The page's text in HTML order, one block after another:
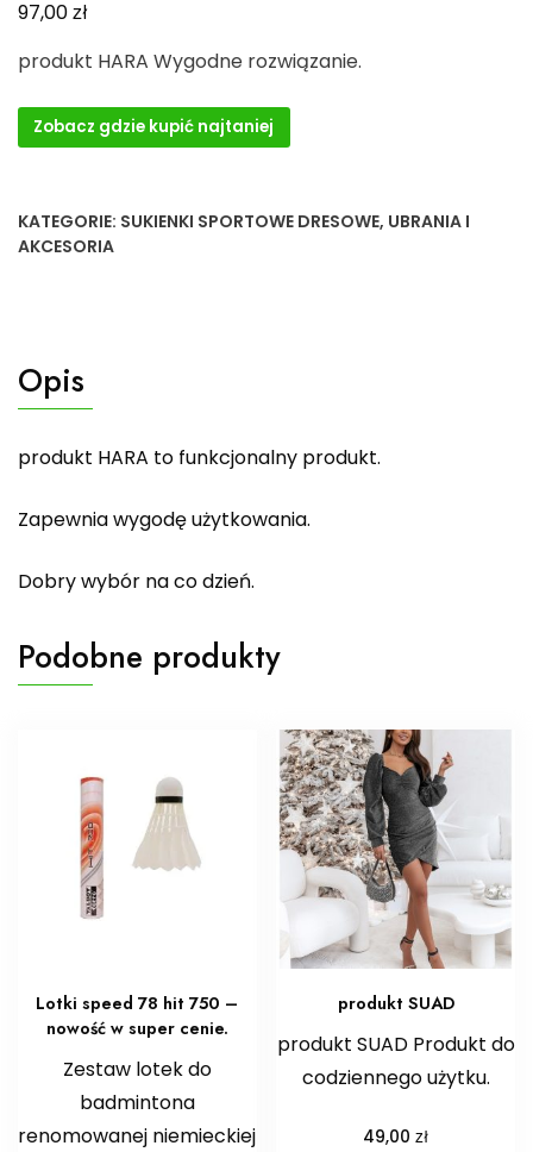
97,00zł
produkt HARA Wygodne rozwiązanie.
Zobacz gdzie kupić najtaniej
KATEGORIE: SUKIENKI SPORTOWE DRESOWE, UBRANIA I
AKCESORIA
Opis
produkt HARA to funkcjonalny produkt.
Zapewnia wygodę użytkowania.
Dobry wybór na co dzień.
Podobne produkty
Lotki speed 78 hit 750 –
nowość w super cenie.
Zestaw lotek do
badmintona
renomowanej niemieckiej
produkt SUAD
produkt SUAD Produkt do
codziennego użytku.
49,00zł